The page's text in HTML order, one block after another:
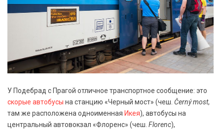
У Подебрад с Прагой отличное транспортное сообщение: это
скорые автобусы на станцию «Черный мост» (чеш. Černý most,
там же расположена одноименная Икея), автобусы на
центральный автовокзал «Флоренс» (чеш. Florenc),